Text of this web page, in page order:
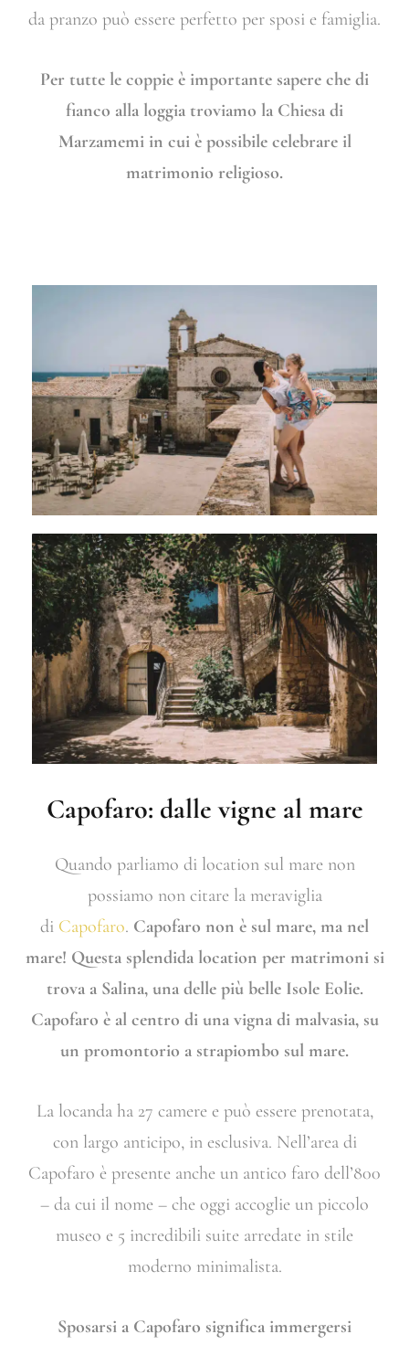
da pranzo può essere perfetto per sposi e famiglia.
Per tutte le coppie è importante sapere che di
fianco alla loggia troviamo la Chiesa di
Marzamemi in cui è possibile celebrare il
matrimonio religioso.
Capofaro: dalle vigne al mare
Quando parliamo di location sul mare non
possiamo non citare la meraviglia
di Capofaro. Capofaro non è sul mare, ma nel
mare! Questa splendida location per matrimoni si
trova a Salina, una delle più belle Isole Eolie.
Capofaro è al centro di una vigna di malvasia, su
un promontorio a strapiombo sul mare.
La locanda ha 27 camere e può essere prenotata,
con largo anticipo, in esclusiva. Nell’area di
Capofaro è presente anche un antico faro dell’800
– da cui il nome – che oggi accoglie un piccolo
museo e 5 incredibili suite arredate in stile
moderno minimalista.
Sposarsi a Capofaro significa immergersi